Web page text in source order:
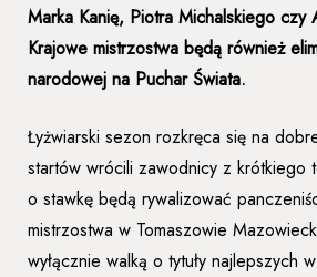
Marka Kanię, Piotra Michalskiego czy
Krajowe mistrzostwa będą również
narodowej na Puchar Świata.
Łyżwiarski sezon rozkręca się na
startów wrócili zawodnicy z krótkiego
o stawkę będą rywalizować
mistrzostwa w Tomaszowie
wyłącznie walką o tytuły najlepszych